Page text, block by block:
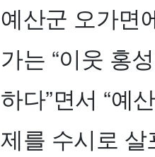
예산군 오가면
가는 “이웃 홍
하다”면서 “예
제를 수시로 살